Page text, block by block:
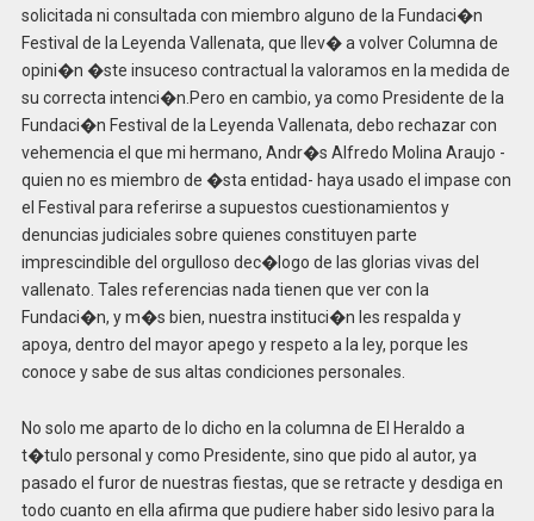
solicitada ni consultada con miembro alguno de la Fundaci�n
Festival de la Leyenda Vallenata, que llev� a volver Columna de
opini�n �ste insuceso contractual la valoramos en la medida de
su correcta intenci�n.Pero en cambio, ya como Presidente de la
Fundaci�n Festival de la Leyenda Vallenata, debo rechazar con
vehemencia el que mi hermano, Andr�s Alfredo Molina Araujo -
quien no es miembro de �sta entidad- haya usado el impase con
el Festival para referirse a supuestos cuestionamientos y
denuncias judiciales sobre quienes constituyen parte
imprescindible del orgulloso dec�logo de las glorias vivas del
vallenato. Tales referencias nada tienen que ver con la
Fundaci�n, y m�s bien, nuestra instituci�n les respalda y
apoya, dentro del mayor apego y respeto a la ley, porque les
conoce y sabe de sus altas condiciones personales.
No solo me aparto de lo dicho en la columna de El Heraldo a
t�tulo personal y como Presidente, sino que pido al autor, ya
pasado el furor de nuestras fiestas, que se retracte y desdiga en
todo cuanto en ella afirma que pudiere haber sido lesivo para la